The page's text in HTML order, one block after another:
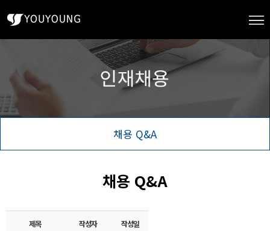
채용 Q&A
채용 Q&A
제목 작성자 작성일